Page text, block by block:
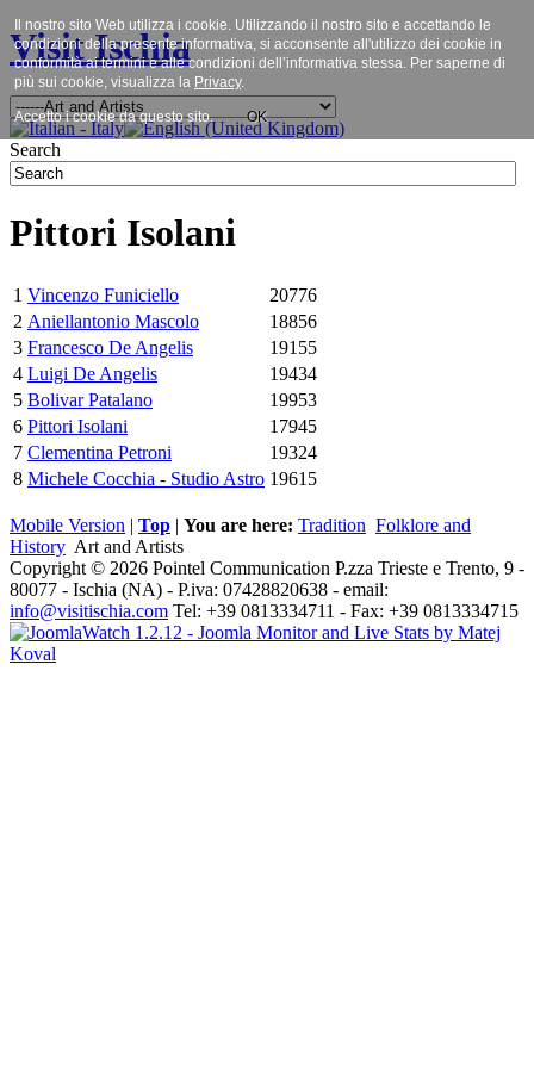
Visit Ischia
Search
Pittori Isolani
1 Vincenzo Funiciello
20776
2 Aniellantonio Mascolo
18856
3 Francesco De Angelis
19155
4 Luigi De Angelis
19434
5 Bolivar Patalano
19953
6 Pittori Isolani
17945
7 Clementina Petroni
19324
8 Michele Cocchia - Studio Astro 19615
Mobile Version | Top | You are here: Tradition Folklore and
History Art and Artists
Copyright © 2026 Pointel Communication P.zza Trieste e Trento, 9 -
80077 - Ischia (NA) - P.iva: 07428820638 - email:
info@visitischia.com Tel: +39 0813334711 - Fax: +39 0813334715
Il nostro sito Web utilizza i cookie. Utilizzando il nostro sito e accettando le
condizioni della presente informativa, si acconsente all'utilizzo dei cookie in
conformità ai termini e alle condizioni dell’informativa stessa. Per saperne di
più sui cookie, visualizza la Privacy.
Accetto i cookie da questo sito. OK